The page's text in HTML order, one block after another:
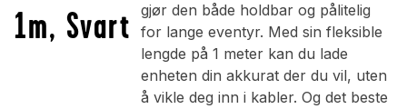
1m, Svart
gjør den både holdbar og pålitelig
for lange eventyr. Med sin fleksible
lengde på 1 meter kan du lade
enheten din akkurat der du vil, uten
å vikle deg inn i kabler. Og det beste